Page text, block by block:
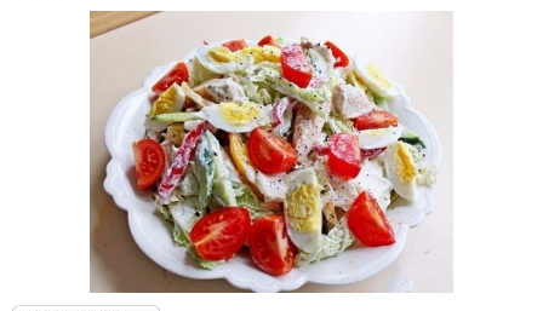
Салат с курицей
Салат с грецкими
орехами
Пикантный салат Салат с чесноком